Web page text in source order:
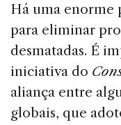
Há uma enorme
para eli­minar
desmatadas. É
iniciativa do
aliança entre
globais, que